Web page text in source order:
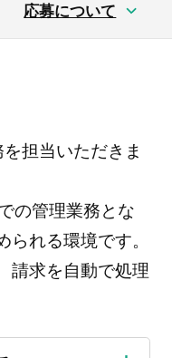
応募について
担当いただきま
の管理業務とな
られる環境です。
請求を自動で処理